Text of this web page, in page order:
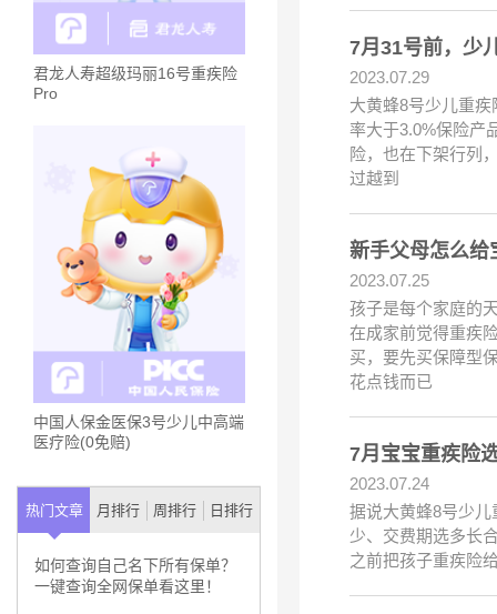
君龙人寿超级玛丽16号重疾险
Pro
中国人保金医保3号少儿中高端
医疗险(0免赔)
热门文章 月排行 周排行 日排行
如何查询自己名下所有保单？
一键查询全网保单看这里！
7月31号前，少
2023.07.29
大黄蜂8号少儿重
率大于3.0%保险产
险，也在下架行列
过越到
新手父母怎么给
2023.07.25
孩子是每个家庭的
在成家前觉得重疾
买，要先买保障型
花点钱而已
7月宝宝重疾险
2023.07.24
据说大黄蜂8号少
少、交费期选多长
之前把孩子重疾险